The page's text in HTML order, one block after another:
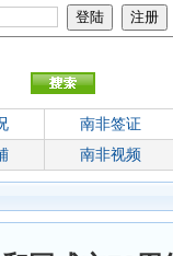
南非签证
南非视频